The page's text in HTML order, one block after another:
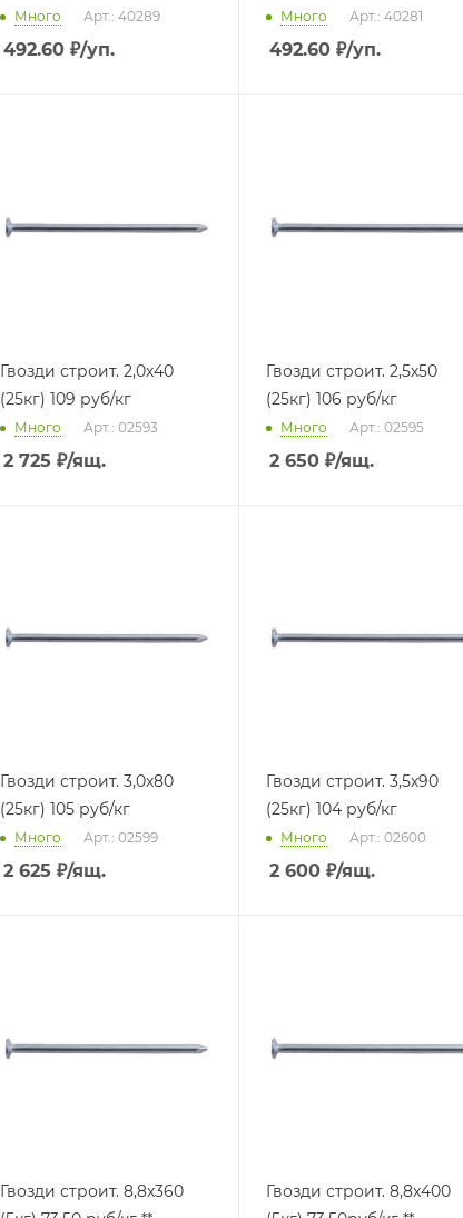
Много Арт.: 40289
492.60 ₽/уп.
Много Арт.: 40281
492.60 ₽/уп.
Гвозди строит. 2,0х40
(25кг) 109 руб/кг
Много Арт.: 02593
2 725 ₽/ящ.
Гвозди строит. 2,5х50
(25кг) 106 руб/кг
Много Арт.: 02595
2 650 ₽/ящ.
Гвозди строит. 3,0х80
(25кг) 105 руб/кг
Много Арт.: 02599
2 625 ₽/ящ.
Гвозди строит. 3,5х90
(25кг) 104 руб/кг
Много Арт.: 02600
2 600 ₽/ящ.
Гвозди строит. 8,8х360
Гвозди строит. 8,8х400